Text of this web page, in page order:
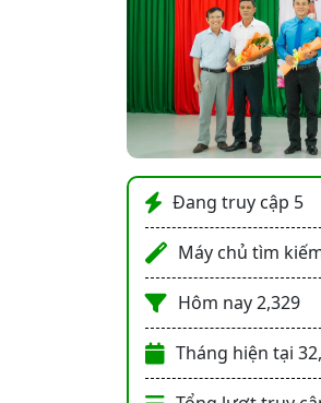
Đang truy cập 5
Máy chủ tìm
Hôm nay2,329
Tháng hiện tại